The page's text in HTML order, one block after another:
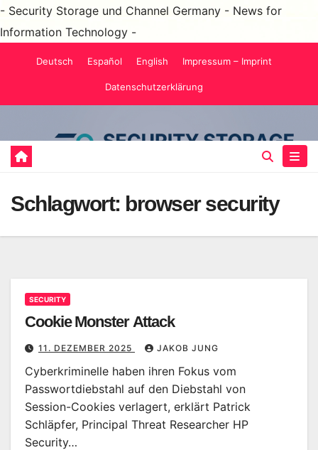
- Security Storage und Channel Germany - News for
Information Technology -
Deutsch Español English Impressum – Imprint
Datenschutzerklärung
Schlagwort: browser security
SECURITY
Cookie Monster Attack
11. DEZEMBER 2025 JAKOB JUNG
Cyberkriminelle haben ihren Fokus vom
Passwortdiebstahl auf den Diebstahl von
Session-Cookies verlagert, erklärt Patrick
Schläpfer, Principal Threat Researcher HP
Security…